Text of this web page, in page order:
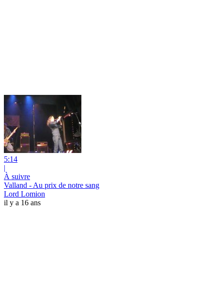
5:14
|
À suivre
Valland - Au prix de notre sang
Lord Lomion
il y a 16 ans